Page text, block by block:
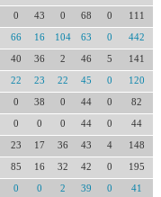
0 43 0 68 0 111
66 16 104 63 0 442
40 36 2 46 5 141
22 23 22 45 0 120
0 38 0 44 0 82
0 0 0 44 0 44
23 17 36 43 4 148
85 16 32 42 0 195
0 0 2 39 0 41